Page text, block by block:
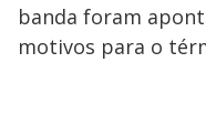
banda foram
motivos para o